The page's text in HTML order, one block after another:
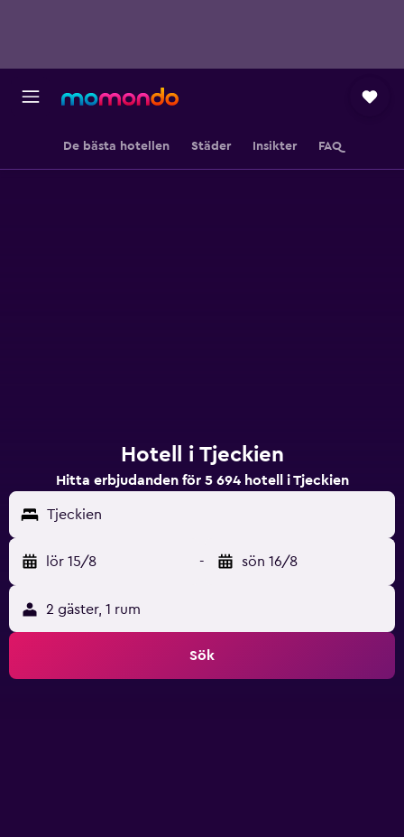
De bästa hotellen Städer Insikter FAQ
Hotell i Tjeckien
Hitta erbjudanden för 5 694 hotell i Tjeckien
Tjeckien
lör 15/8 - sön 16/8
2 gäster, 1 rum
Sök